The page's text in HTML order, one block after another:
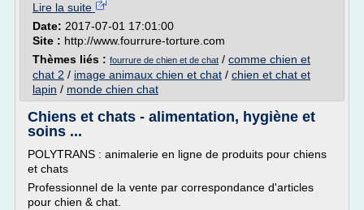
Lire la suite
Date: 2017-07-01 17:01:00
Site : http://www.fourrure-torture.com
Thèmes liés : fourrure de chien et de chat / comme chien et
chat 2 / image animaux chien et chat / chien et chat et
lapin / monde chien chat
Chiens et chats - alimentation, hygiène et
soins ...
POLYTRANS : animalerie en ligne de produits pour chiens
et chats
Professionnel de la vente par correspondance d'articles
pour chien & chat.